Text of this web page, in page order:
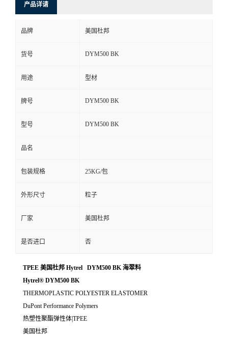
产品详请
品牌 美国杜邦
货号 DYM500 BK
用途 型材
牌号 DYM500 BK
型号 DYM500 BK
品名
包装规格 25KG/包
外形尺寸 粒子
厂家 美国杜邦
是否进口 否
TPEE 美国杜邦 Hytrel DYM500 BK 海翠料
Hytrel® DYM500 BK
THERMOPLASTIC POLYESTER ELASTOMER
DuPont Performance Polymers
热塑性聚酯弹性体|TPEE
美国杜邦